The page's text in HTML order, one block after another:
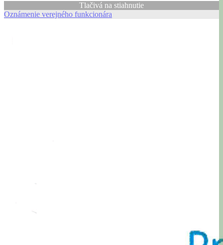
Tlačivá na stiahnutie
Oznámenie verejného funkcionára